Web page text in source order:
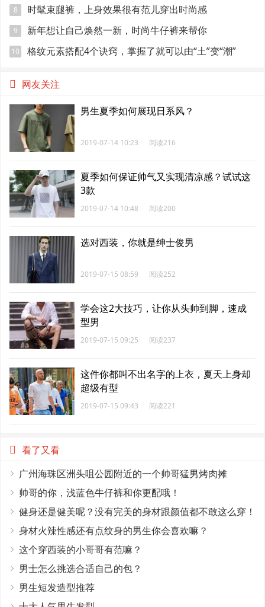
8 时髦束腿裤，上身效果很有范儿穿出时尚感
9 新年想让自己焕然一新，时尚牛仔裤来帮你
10 格纹元素搭配4个诀窍，掌握了就可以由“土”变“潮”
网友关注
男生夏季如何展现日系风？
2019-07-14 10:23 阅读216
夏季如何保证帅气又实现清凉感？试试这
3款
2019-07-14 10:48 阅读200
选对西装，你就是绅士俊男
2019-07-15 08:59 阅读252
学会这2大技巧，让你从头帅到脚，速成
型男
2019-07-15 09:25 阅读237
这件你都叫不出名字的上衣，夏天上身却
超级有型
2019-07-15 09:43 阅读221
看了又看
广州海珠区洲头咀公园附近的一个帅哥猛男烤肉摊
帅哥的你，浅蓝色牛仔裤和你更配哦！
健身还是健美呢？没有完美的身材跟颜值都不敢这么穿！
身材火辣性感还有点纹身的男生你会喜欢嘛？
这个穿西装的小哥哥有范嘛？
男士怎么挑选合适自己的包？
男生短发造型推荐